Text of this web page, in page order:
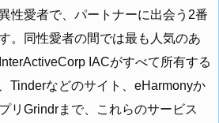
性愛者で、パートナーに出会う2番
。同性愛者の間では最も人気のあ
IACがすべて所有する
Tinderなどのサイト、eHarmonyか
リGrindrまで、これらのサービス